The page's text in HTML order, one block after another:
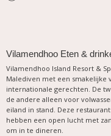
Vilamendhoo Eten &
Vilamendhoo Island Resort &
Malediven met een smakelijke
internationale gerechten. De
de andere alleen voor
eiland in stand. Deze
hebben een open lucht met
om in te dineren.